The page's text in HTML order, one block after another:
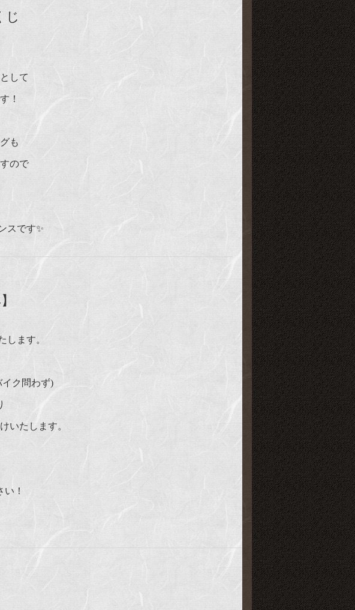
じ
して
！
も
ので
スです✨
します。
ク問わず)
いたします。
！